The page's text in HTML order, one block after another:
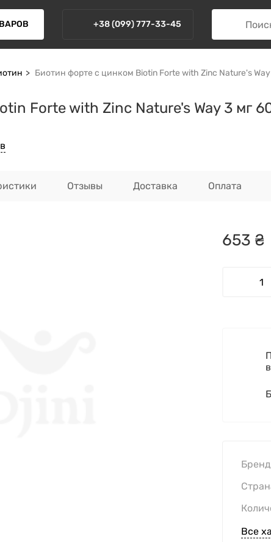
+38 (099) 777-33-45
Биотин форте с цинком Biotin Forte with Zinc Nature's Way
Forte with Zinc Nature's Way 3 мг
Отзывы Доставка Оплата
653 ₴
Бренд
Все